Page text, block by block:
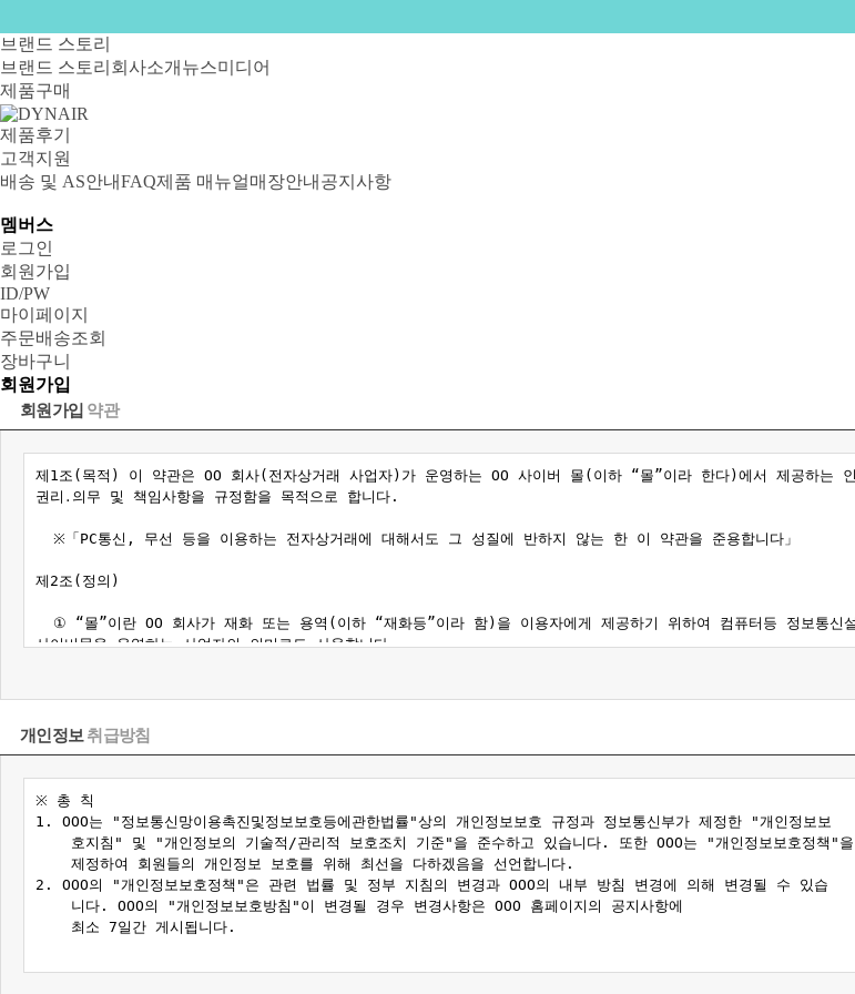
브랜드 스토리
브랜드 스토리 회사소개 뉴스미디어
제품구매
제품후기
고객지원
배송 및 AS안내FAQ제품 매뉴얼매장안내 공지사항
멤버스
로그인
회원가입
ID/PW
마이페이지
주문배송조회
장바구니
회원가입
회원가입 약관
개인정보취급방침